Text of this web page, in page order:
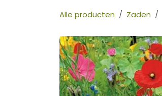
Alle producten Zaden